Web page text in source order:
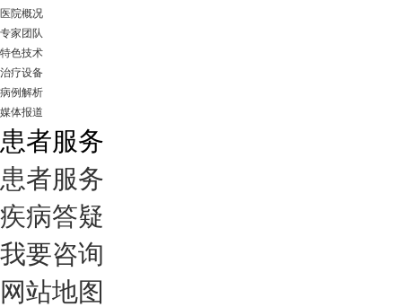
医院概况
专家团队
特色技术
治疗设备
病例解析
媒体报道
患者服务
患者服务
疾病答疑
我要咨询
网站地图